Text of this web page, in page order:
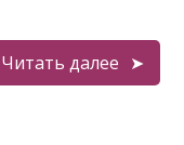
Читать далее